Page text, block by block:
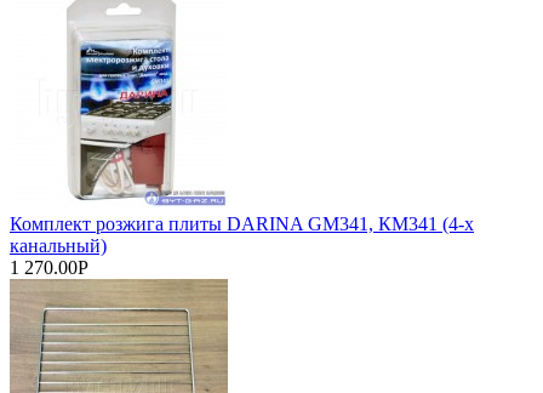
Комплект розжига плиты DARINA GM341, КМ341 (4-х
канальный)
1 270.00Р